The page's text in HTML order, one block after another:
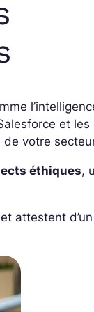
et
de votre
éthiques,
attestent